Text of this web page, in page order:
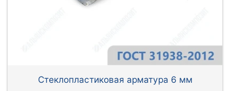
Стеклопластиковая арматура 6 мм